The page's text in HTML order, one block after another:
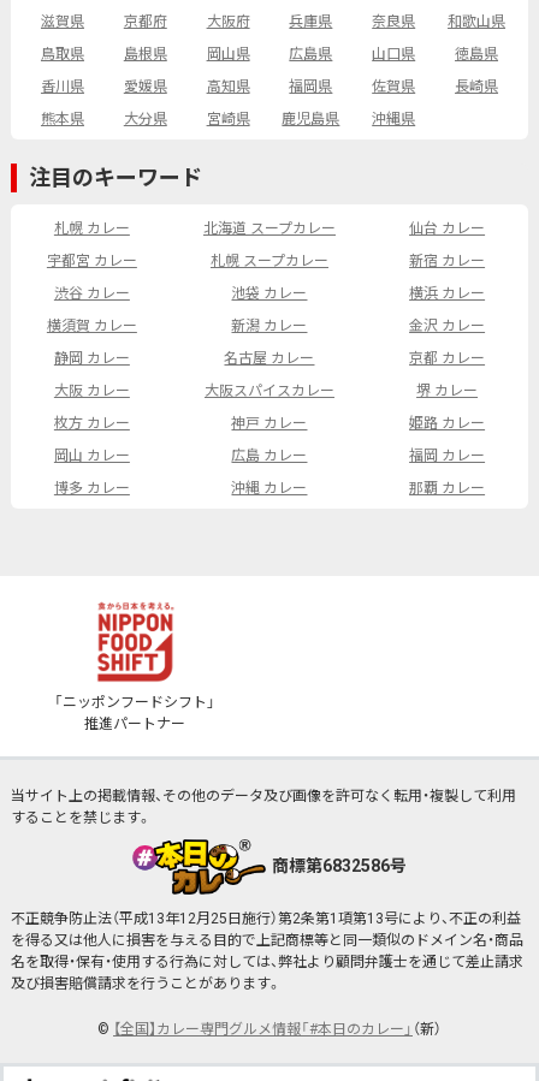
滋賀県
京都府 大阪府 兵庫県 奈良県
和歌山県
鳥取県
島根県 岡山県 広島県 山口県
徳島県
香川県
愛媛県 高知県 福岡県 佐賀県
長崎県
熊本県
大分県 宮崎県 鹿児島県 沖縄県
注目のキーワード
札幌 カレー 北海道 スープカレー
仙台 カレー
宇都宮 カレー
札幌 スープカレー
新宿 カレー
渋谷 カレー
池袋 カレー
横浜 カレー
横須賀 カレー
新潟 カレー
金沢 カレー
静岡 カレー
名古屋 カレー
京都 カレー
大阪 カレー
大阪スパイスカレー
堺 カレー
枚方 カレー
神戸 カレー
姫路 カレー
岡山 カレー
広島 カレー
福岡 カレー
博多 カレー
沖縄 カレー 那覇 カレー
「ニッポンフードシフト」
推進パートナー
当サイト上の掲載情報、その他のデータ及び画像を許可なく転用・複製して利用
することを禁じます。
商標第6832586号
不正競争防止法（平成13年12月25日施行）第2条第1項第13号により、不正の利益
を得る又は他人に損害を与える目的で上記商標等と同一類似のドメイン名・商品
名を取得・保有・使用する行為に対しては、弊社より顧問弁護士を通じて差止請求
及び損害賠償請求を行うことがあります。
© 【全国】カレー専門グルメ情報「#本日のカレー」 （新）